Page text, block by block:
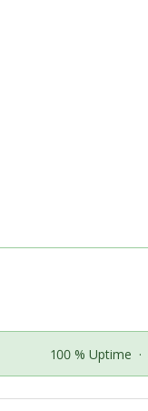
100 % Uptime ·